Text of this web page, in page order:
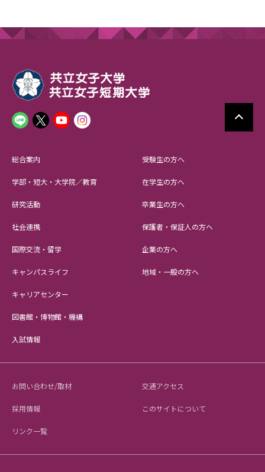
総合案内
学部・短大・大学院／教育
研究活動
社会連携
国際交流・留学
キャンパスライフ
キャリアセンター
図書館・博物館・機構
入試情報
受験生の方へ
在学生の方へ
卒業生の方へ
保護者・保証人の方へ
企業の方へ
地域・一般の方へ
お問い合わせ/取材 交通アクセス
採用情報 このサイトについて
リンク一覧